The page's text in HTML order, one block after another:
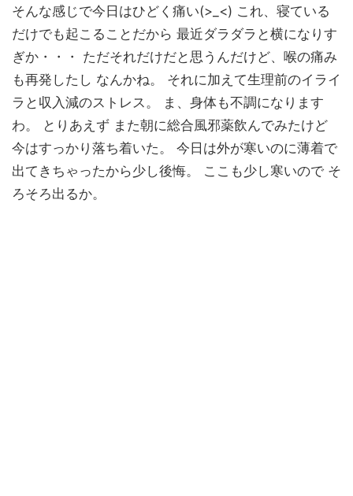
そんな感じで今日はひどく痛い(>_<) これ、寝ている
だけでも起こることだから 最近ダラダラと横になりす
ぎか・・・ ただそれだけだと思うんだけど、喉の痛み
も再発したし なんかね。 それに加えて生理前のイライ
ラと収入減のストレス。 ま、身体も不調になります
わ。 とりあえず また朝に総合風邪薬飲んでみたけど
今はすっかり落ち着いた。 今日は外が寒いのに薄着で
出てきちゃったから少し後悔。 ここも少し寒いので そ
ろそろ出るか。